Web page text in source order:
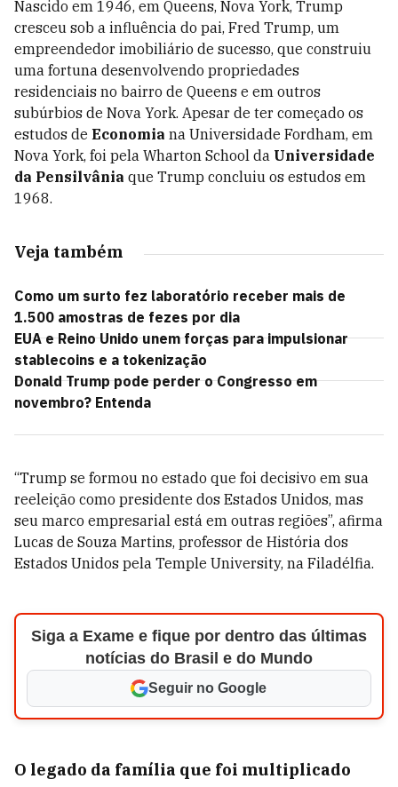
Nascido em 1946, em Queens, Nova York, Trump
cresceu sob a influência do pai, Fred Trump, um
empreendedor imobiliário de sucesso, que construiu
uma fortuna desenvolvendo propriedades
residenciais no bairro de Queens e em outros
subúrbios de Nova York. Apesar de ter começado os
estudos de Economia na Universidade Fordham, em
Nova York, foi pela Wharton School da Universidade
da Pensilvânia que Trump concluiu os estudos em
1968.
Veja também
Como um surto fez laboratório receber mais de
1.500 amostras de fezes por dia
EUA e Reino Unido unem forças para impulsionar
stablecoins e a tokenização
Donald Trump pode perder o Congresso em
novembro? Entenda
“Trump se formou no estado que foi decisivo em sua
reeleição como presidente dos Estados Unidos, mas
seu marco empresarial está em outras regiões”, afirma
Lucas de Souza Martins, professor de História dos
Estados Unidos pela Temple University, na Filadélfia.
Siga a Exame e fique por dentro das últimas
notícias do Brasil e do Mundo
Seguir no Google
O legado da família que foi multiplicado